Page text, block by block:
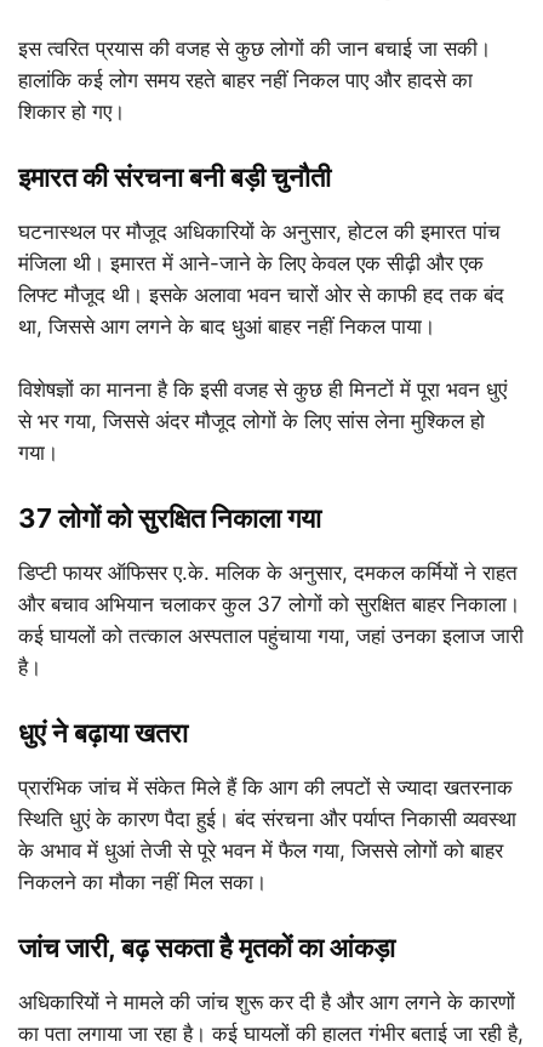
इस त्वरित प्रयास की वजह से कुछ लोगों की जान बचाई जा सकी।
हालांकि कई लोग समय रहते बाहर नहीं निकल पाए और हादसे का
शिकार हो गए।
इमारत की संरचना बनी बड़ी चुनौती
घटनास्थल पर मौजूद अधिकारियों के अनुसार, होटल की इमारत पांच
मंजिला थी। इमारत में आने-जाने के लिए केवल एक सीढ़ी और एक
लिफ्ट मौजूद थी। इसके अलावा भवन चारों ओर से काफी हद तक बंद
था, जिससे आग लगने के बाद धुआं बाहर नहीं निकल पाया।
विशेषज्ञों का मानना है कि इसी वजह से कुछ ही मिनटों में पूरा भवन धुएं
से भर गया, जिससे अंदर मौजूद लोगों के लिए सांस लेना मुश्किल हो
गया।
37 लोगों को सुरक्षित निकाला गया
डिप्टी फायर ऑफिसर ए.के. मलिक के अनुसार, दमकल कर्मियों ने राहत
और बचाव अभियान चलाकर कुल 37 लोगों को सुरक्षित बाहर निकाला।
कई घायलों को तत्काल अस्पताल पहुंचाया गया, जहां उनका इलाज जारी
है।
धुएं ने बढ़ाया खतरा
प्रारंभिक जांच में संकेत मिले हैं कि आग की लपटों से ज्यादा खतरनाक
स्थिति धुएं के कारण पैदा हुई। बंद संरचना और पर्याप्त निकासी व्यवस्था
के अभाव में धुआं तेजी से पूरे भवन में फैल गया, जिससे लोगों को बाहर
निकलने का मौका नहीं मिल सका।
जांच जारी, बढ़ सकता है मृतकों का आंकड़ा
अधिकारियों ने मामले की जांच शुरू कर दी है और आग लगने के कारणों
का पता लगाया जा रहा है। कई घायलों की हालत गंभीर बताई जा रही है,